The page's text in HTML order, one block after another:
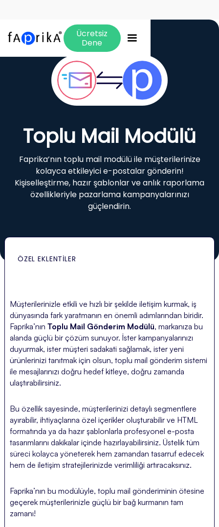
Ücretsiz
Dene
Toplu Mail Modülü
Faprika’nın toplu mail modülü ile müşterilerinize
kolayca etkileyici e-postalar gönderin!
Kişiselleştirme, hazır şablonlar ve anlık raporlama
özellikleriyle pazarlama kampanyalarınızı
güçlendirin.
ÖZEL EKLENTILER
Müşterilerinizle etkili ve hızlı bir şekilde iletişim kurmak, iş
dünyasında fark yaratmanın en önemli adımlarından biridir.
Faprika’nın Toplu Mail Gönderim Modülü, markanıza bu
alanda güçlü bir çözüm sunuyor. İster kampanyalarınızı
duyurmak, ister müşteri sadakati sağlamak, ister yeni
ürünlerinizi tanıtmak için olsun, toplu mail gönderim sistemi
ile mesajlarınızı doğru hedef kitleye, doğru zamanda
ulaştırabilirsiniz.
Bu özellik sayesinde, müşterilerinizi detaylı segmentlere
ayırabilir, ihtiyaçlarına özel içerikler oluşturabilir ve HTML
formatında ya da hazır şablonlarla profesyonel e-posta
tasarımlarını dakikalar içinde hazırlayabilirsiniz. Üstelik tüm
süreci kolayca yöneterek hem zamandan tasarruf edecek
hem de iletişim stratejilerinizde verimliliği artıracaksınız.
Faprika’nın bu modülüyle, toplu mail gönderiminin ötesine
geçerek müşterilerinizle güçlü bir bağ kurmanın tam
zamanı!